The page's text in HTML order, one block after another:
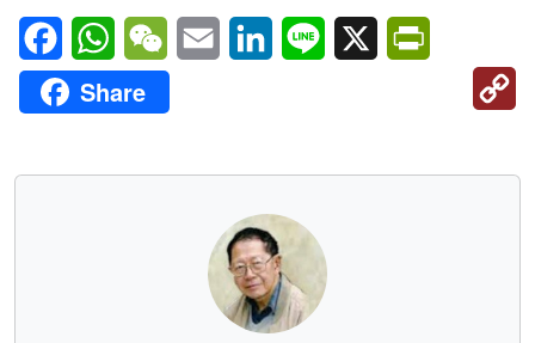
FacebookWhatsAppWeChatEmail LinkedInLine X
Share